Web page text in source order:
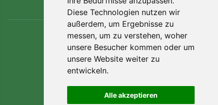
Diese Technologien nutzen wir
außerdem, um Ergebnisse zu
messen, um zu verstehen, woher
unsere Besucher kommen oder um
unsere Website weiter zu
entwickeln.
Alle akzeptieren